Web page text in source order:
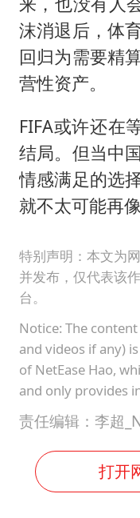
沫消退后，体
回归为需要精
营性资产。
FIFA或许还在
结局。但当中
情感满足的选
就不太可能再
特别声明：本文为
并发布，仅代表该
台。
Notice: The
and videos if any)
of NetEase Hao,
and only provides
责任编辑：李超
打开